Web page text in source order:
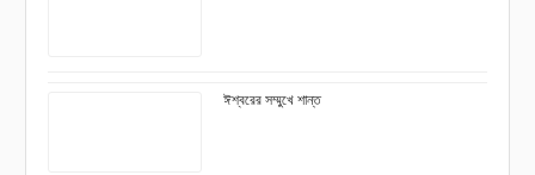
ঈশ্বরের সম্মুখে শান্ত